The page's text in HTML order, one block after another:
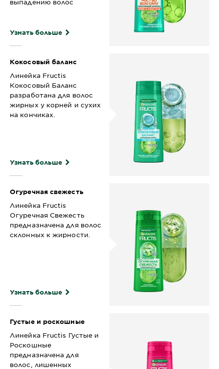
Узнать больше
Кокосовый баланс
Линейка Fructis
Кокосовый Баланс
разработана для волос
жирных у корней и сухих
на кончиках.
Узнать больше
Огуречная свежесть
Линейка Fructis
Огуречная Свежесть
предназначена для волос
склонных к жирности.
Узнать больше
Густые и роскошные
Линейка Fructis Густые и
Роскошные
предназначена для
волос, лишенных